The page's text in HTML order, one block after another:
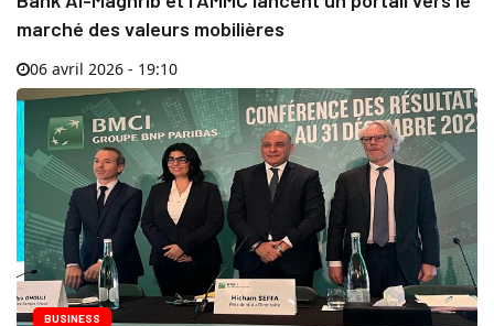
marché des valeurs mobilières
06 avril 2026 - 19:10
BUSINESS